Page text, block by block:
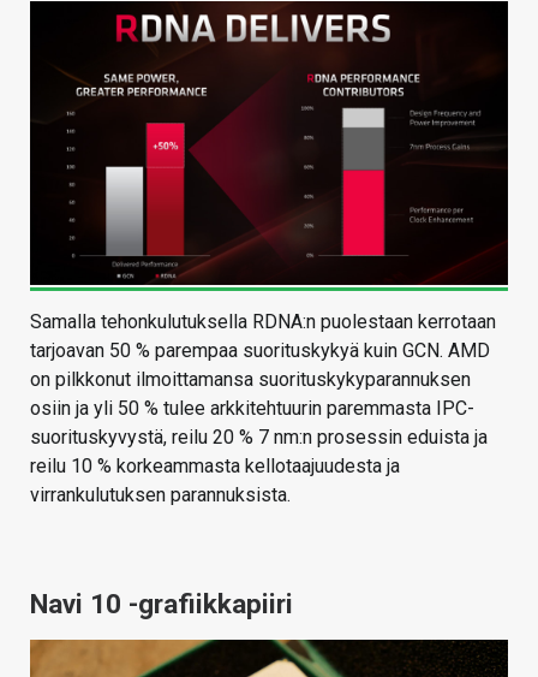
Samalla tehonkulutuksella RDNA:n puolestaan kerrotaan
tarjoavan 50 % parempaa suorituskykyä kuin GCN. AMD
on pilkkonut ilmoittamansa suorituskykyparannuksen
osiin ja yli 50 % tulee arkkitehtuurin paremmasta IPC-
suorituskyvystä, reilu 20 % 7 nm:n prosessin eduista ja
reilu 10 % korkeammasta kellotaajuudesta ja
virrankulutuksen parannuksista.
Navi 10 -grafiikkapiiri